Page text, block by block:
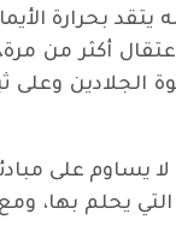
بحرارة
أكثر من
الجلادين وعلى
على
يحلم بها، ومع